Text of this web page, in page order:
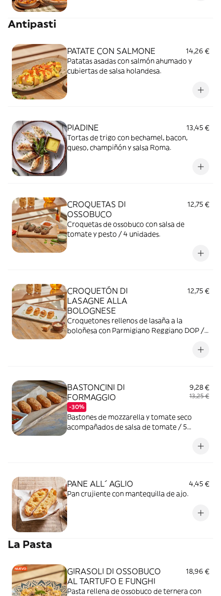
Antipasti
PATATE CON SALMONE
14,26 €
Patatas asadas con salmón ahumado y
cubiertas de salsa holandesa.
PIADINE
13,45 €
Tortas de trigo con bechamel, bacon,
queso, champiñón y salsa Roma.
CROQUETAS DI
OSSOBUCO
12,75 €
Croquetas de ossobuco con salsa de
tomate y pesto / 4 unidades.
CROQUETÓN DI
LASAGNE ALLA
BOLOGNESE
12,75 €
Croquetones rellenos de lasaña a la
boloñesa con Parmigiano Reggiano DOP /
BASTONCINI DI
FORMAGGIO
-30%
9,28 €
13,25 €
Bastones de mozzarella y tomate seco
acompañados de salsa de tomate / 5
PANE ALL´ AGLIO
4,45 €
Pan crujiente con mantequilla de ajo.
La Pasta
GIRASOLI DI OSSOBUCO
AL TARTUFO E FUNGHI
18,96 €
Pasta rellena de ossobuco de ternera con